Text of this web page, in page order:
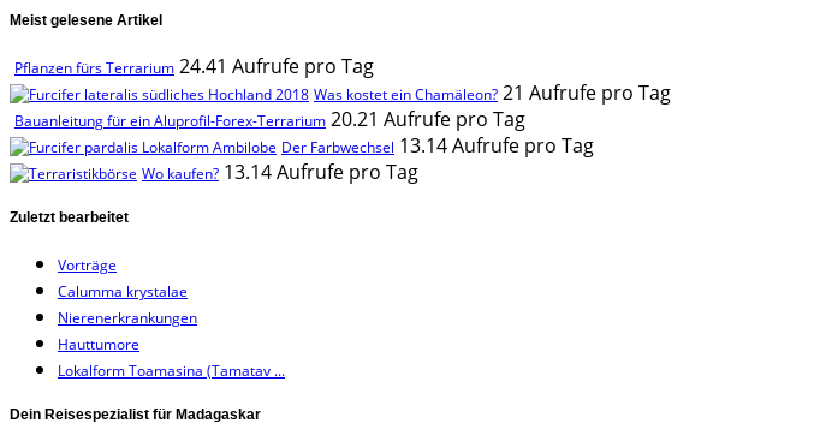
Meist gelesene Artikel
Pflanzen fürs Terrarium 24.41 Aufrufe pro Tag
Was kostet ein Chamäleon? 21 Aufrufe pro Tag
Bauanleitung für ein Aluprofil-Forex-Terrarium 20.21 Aufrufe pro Tag
Der Farbwechsel 13.14 Aufrufe pro Tag
Wo kaufen? 13.14 Aufrufe pro Tag
Zuletzt bearbeitet
Vorträge
Calumma krystalae
Nierenerkrankungen
Hauttumore
Lokalform Toamasina (Tamatav ...
Dein Reisespezialist für Madagaskar